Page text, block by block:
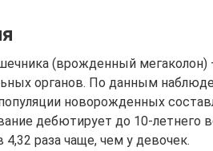
(врожденный
органов. По данным
новорожденных
дебютирует до 10-летнего
раза чаще, чем у девочек.